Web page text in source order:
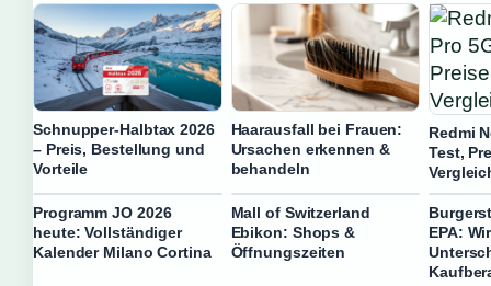
Schnupper-Halbtax 2026
– Preis, Bestellung und
Vorteile
Haarausfall bei Frauen:
Ursachen erkennen &
behandeln
Redmi
Test,
Programm JO 2026
heute: Vollständiger
Kalender Milano Cortina
Mall of Switzerland
Ebikon: Shops &
Öffnungszeiten
EPA: